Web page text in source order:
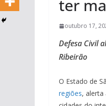
ter
outubro 17,
Defesa Civil
Ribeirão
O Estado de
regiões, alerta